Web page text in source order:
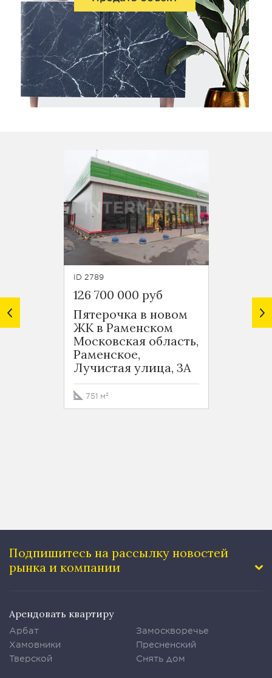
ID 2789
126 700 000 руб
Пятерочка в новом
ЖК в Раменском
Московская область,
Раменское,
Лучистая улица, 3А
751 м²
99
Подпишитесь на рассылку новостей
рынка и компании
Арендовать квартиру
Арбат
Хамовники
Тверской
Замоскворечье
Пресненский
Снять дом